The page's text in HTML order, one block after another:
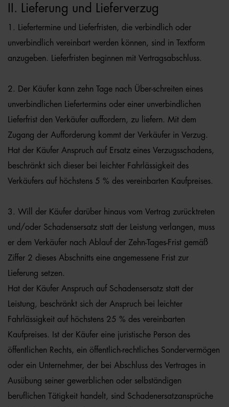
II. Lieferung und Lieferverzug
1. Liefertermine und Lieferfristen, die verbindlich oder
unverbindlich vereinbart werden können, sind in Textform
anzugeben. Lieferfristen beginnen mit Vertragsabschluss.
2. Der Käufer kann zehn Tage nach Über-schreiten eines
unverbindlichen Liefertermins oder einer unverbindlichen
Lieferfrist den Verkäufer auffordern, zu liefern. Mit dem
Zugang der Aufforderung kommt der Verkäufer in Verzug.
Hat der Käufer Anspruch auf Ersatz eines Verzugsschadens,
beschränkt sich dieser bei leichter Fahrlässigkeit des
Verkäufers auf höchstens 5 % des vereinbarten Kaufpreises.
3. Will der Käufer darüber hinaus vom Vertrag zurücktreten
und/oder Schadensersatz statt der Leistung verlangen, muss
er dem Verkäufer nach Ablauf der Zehn-Tages-Frist gemäß
Ziffer 2 dieses Abschnitts eine angemessene Frist zur
Lieferung setzen.
Hat der Käufer Anspruch auf Schadensersatz statt der
Leistung, beschränkt sich der Anspruch bei leichter
Fahrlässigkeit auf höchstens 25 % des vereinbarten
Kaufpreises. Ist der Käufer eine juristische Person des
öffentlichen Rechts, ein öffentlich-rechtliches Sondervermögen
oder ein Unternehmer, der bei Abschluss des Vertrages in
Ausübung seiner gewerblichen oder selbständigen
beruflichen Tätigkeit handelt, sind Schadenersatzansprüche